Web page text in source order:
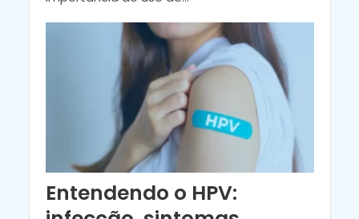
Entendendo o HPV: